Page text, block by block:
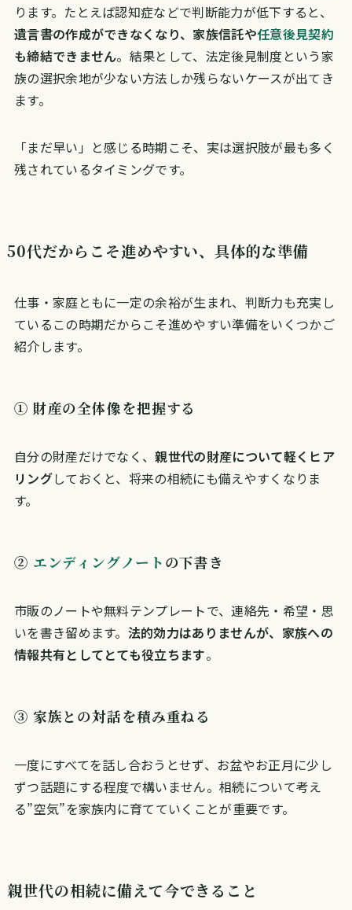
ります。たとえば認知症などで判断能力が低下すると、
遺言書の作成ができなくなり、家族信託や任意後見契約
も締結できません。結果として、法定後見制度という家
族の選択余地が少ない方法しか残らないケースが出てき
ます。
「まだ早い」と感じる時期こそ、実は選択肢が最も多く
残されているタイミングです。
50代だからこそ進めやすい、具体的な準備
仕事・家庭ともに一定の余裕が生まれ、判断力も充実し
ているこの時期だからこそ進めやすい準備をいくつかご
紹介します。
① 財産の全体像を把握する
自分の財産だけでなく、親世代の財産について軽くヒア
リングしておくと、将来の相続にも備えやすくなりま
す。
② エンディングノート の下書き
市販のノートや無料テンプレートで、連絡先・希望・思
いを書き留めます。 法的効力はありませんが、家族への
情報共有としてとても役立ちます。
③ 家族との対話を積み重ねる
一度にすべてを話し合おうとせず、お盆やお正月に少し
ずつ話題にする程度で構いません。相続について考え
る”空気”を家族内に育てていくことが重要です。
親世代の相続に備えて今できること